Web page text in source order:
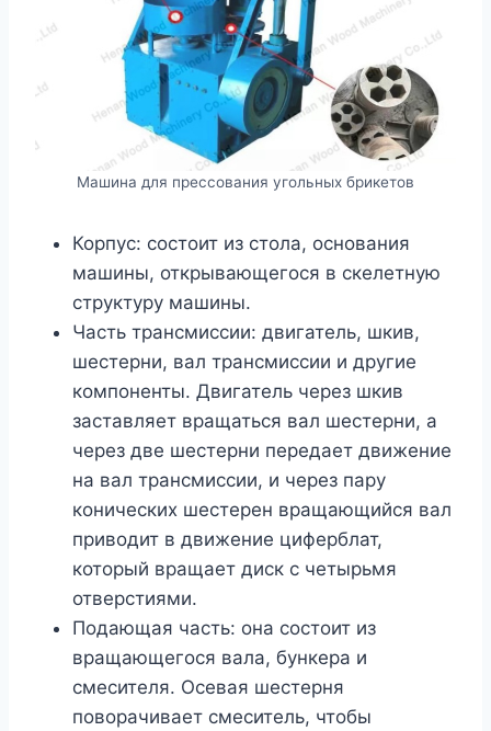
Машина для прессования угольных брикетов
Корпус: состоит из стола, основания
машины, открывающегося в скелетную
структуру машины.
Часть трансмиссии: двигатель, шкив,
шестерни, вал трансмиссии и другие
компоненты. Двигатель через шкив
заставляет вращаться вал шестерни, а
через две шестерни передает движение
на вал трансмиссии, и через пару
конических шестерен вращающийся вал
приводит в движение циферблат,
который вращает диск с четырьмя
отверстиями.
Подающая часть: она состоит из
вращающегося вала, бункера и
смесителя. Осевая шестерня
поворачивает смеситель, чтобы